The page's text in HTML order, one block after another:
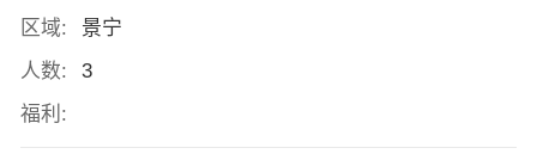
区域:
景宁
人数:
3
福利: